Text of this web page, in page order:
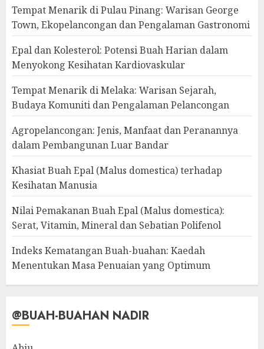
Tempat Menarik di Pulau Pinang: Warisan George
Town, Ekopelancongan dan Pengalaman Gastronomi
Epal dan Kolesterol: Potensi Buah Harian dalam
Menyokong Kesihatan Kardiovaskular
Tempat Menarik di Melaka: Warisan Sejarah,
Budaya Komuniti dan Pengalaman Pelancongan
Agropelancongan: Jenis, Manfaat dan Peranannya
dalam Pembangunan Luar Bandar
Khasiat Buah Epal (Malus domestica) terhadap
Kesihatan Manusia
Nilai Pemakanan Buah Epal (Malus domestica):
Serat, Vitamin, Mineral dan Sebatian Polifenol
Indeks Kematangan Buah-buahan: Kaedah
Menentukan Masa Penuaian yang Optimum
@BUAH-BUAHAN NADIR